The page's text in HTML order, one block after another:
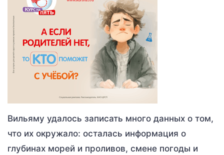
Вильяму удалось записать много данных о том,
что их окружало: осталась информация о
глубинах морей и проливов, смене погоды и